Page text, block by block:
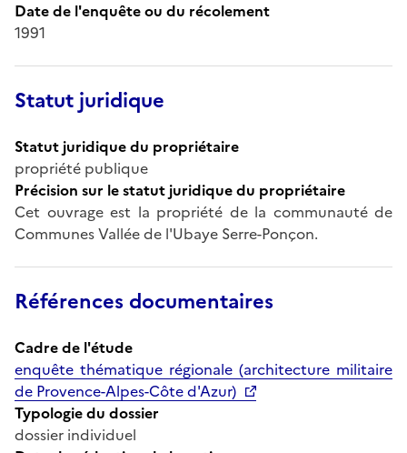
Date de l'enquête ou du récolement
1991
Statut juridique
Statut juridique du propriétaire
propriété publique
Précision sur le statut juridique du propriétaire
Cet ouvrage est la propriété de la communauté de
Communes Vallée de l'Ubaye Serre-Ponçon.
Références documentaires
Cadre de l'étude
enquête thématique régionale (architecture militaire
de Provence-Alpes-Côte d'Azur)
Typologie du dossier
dossier individuel